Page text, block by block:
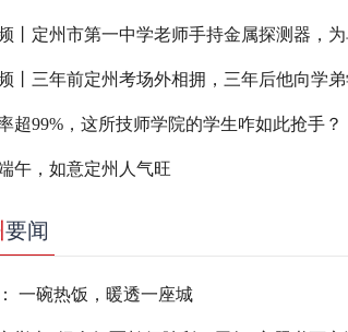
超99%，这所技师学院的学生咋如此抢手？
午，如意定州人气旺
要闻
一碗热饭，暖透一座城